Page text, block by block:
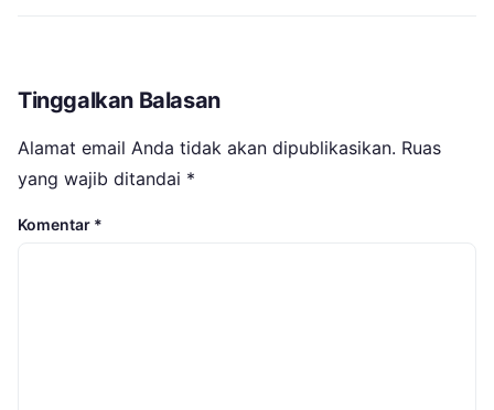
Tinggalkan Balasan
Alamat email Anda tidak akan dipublikasikan. Ruas
yang wajib ditandai *
Komentar *